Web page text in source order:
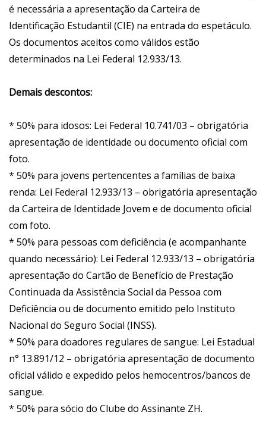
é necessária a apresentação da Carteira de
Identificação Estudantil (CIE) na entrada do espetáculo.
Os documentos aceitos como válidos estão
determinados na Lei Federal 12.933/13.
Demais descontos:
* 50% para idosos: Lei Federal 10.741/03 – obrigatória
apresentação de identidade ou documento oficial com
foto.
* 50% para jovens pertencentes a famílias de baixa
renda: Lei Federal 12.933/13 – obrigatória apresentação
da Carteira de Identidade Jovem e de documento oficial
com foto.
* 50% para pessoas com deficiência (e acompanhante
quando necessário): Lei Federal 12.933/13 – obrigatória
apresentação do Cartão de Benefício de Prestação
Continuada da Assistência Social da Pessoa com
Deficiência ou de documento emitido pelo Instituto
Nacional do Seguro Social (INSS).
* 50% para doadores regulares de sangue: Lei Estadual
n° 13.891/12 – obrigatória apresentação de documento
oficial válido e expedido pelos hemocentros/bancos de
sangue.
* 50% para sócio do Clube do Assinante ZH.